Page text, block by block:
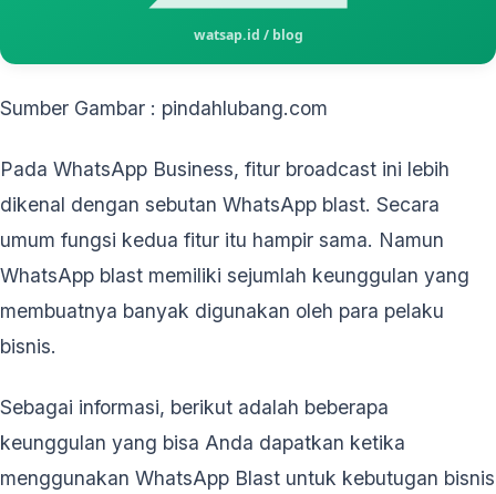
Sumber Gambar : pindahlubang.com
Pada WhatsApp Business, fitur broadcast ini lebih
dikenal dengan sebutan WhatsApp blast. Secara
umum fungsi kedua fitur itu hampir sama. Namun
WhatsApp blast memiliki sejumlah keunggulan yang
membuatnya banyak digunakan oleh para pelaku
bisnis.
Sebagai informasi, berikut adalah beberapa
keunggulan yang bisa Anda dapatkan ketika
menggunakan WhatsApp Blast untuk kebutugan bisnis